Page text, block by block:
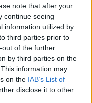
note that after your
continue seeing
information utilized by
third parties prior to
out of the further
by third parties on the
information may
on the IAB’s List of
disclose it to other
Την
πριν
ήλθαν